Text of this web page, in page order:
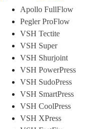
Apollo FullFlow
Pegler ProFlow
VSH Tectite
VSH Super
VSH Shurjoint
VSH PowerPress
VSH SudoPress
VSH SmartPress
VSH CoolPress
VSH XPress